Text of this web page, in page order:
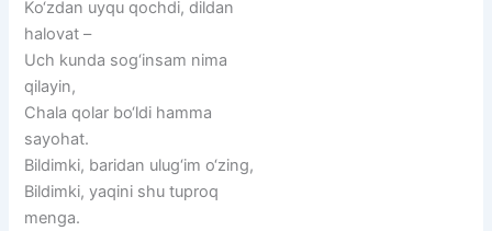
Ko‘zdan uyqu qochdi, dildan
halovat –
Uch kunda sog‘insam nima
qilayin,
Chala qolar bo‘ldi hamma
sayohat.
Bildimki, baridan ulug‘im o‘zing,
Bildimki, yaqini shu tuproq
menga.